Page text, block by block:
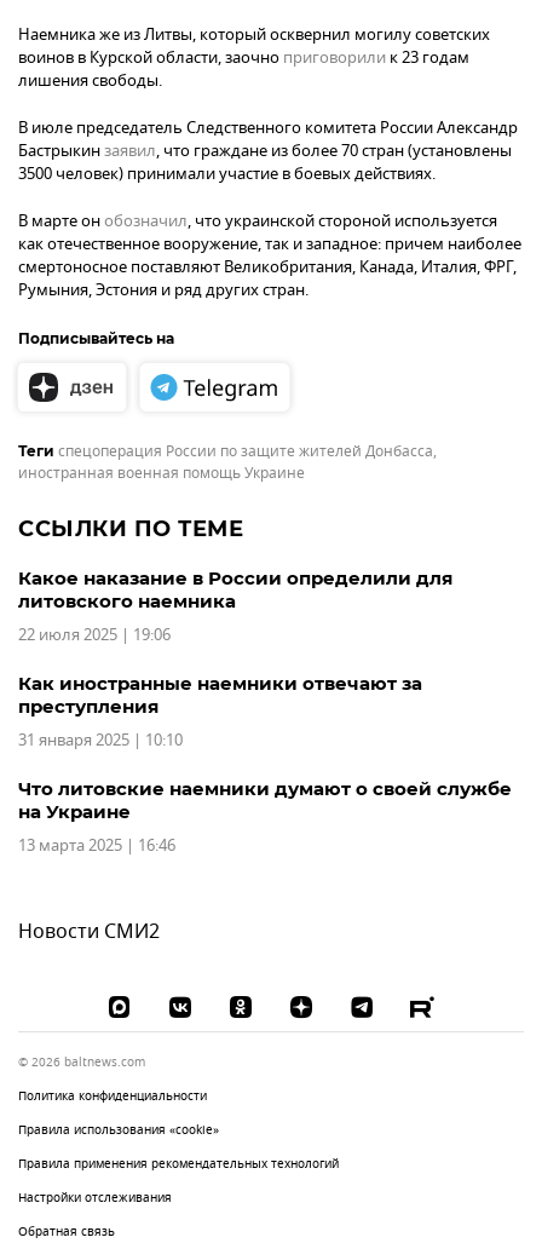
Наемника же из Литвы, который осквернил могилу советских
воинов в Курской области, заочно приговорили к 23 годам
лишения свободы.
В июле председатель Следственного комитета России Александр
Бастрыкинзаявил, что граждане из более 70 стран (установлены
3500 человек) принимали участие в боевых действиях.
В марте онобозначил, что украинской стороной используется
как отечественное вооружение, так и западное: причем наиболее
смертоносное поставляют Великобритания, Канада, Италия, ФРГ,
Румыния, Эстония и ряд других стран.
Подписывайтесь на
Теги спецоперация России по защите жителей Донбасса,
иностранная военная помощь Украине
ССЫЛКИ ПО ТЕМЕ
Какое наказание в России определили для
литовского наемника
22 июля 2025 | 19:06
Как иностранные наемники отвечают за
преступления
31 января 2025 | 10:10
Что литовские наемники думают о своей службе
на Украине
13 марта 2025 | 16:46
Новости СМИ2
© 2026 baltnews.com
Политика конфиденциальности
Правила использования «cookie»
Правила применения рекомендательных технологий
Настройки отслеживания
Обратная связь